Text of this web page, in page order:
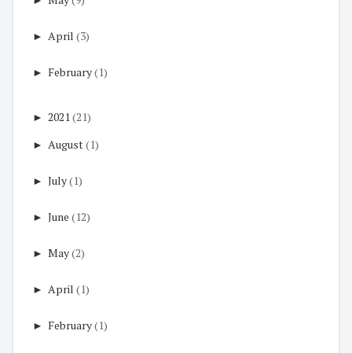
► April (3)
► February(1)
► 2021(21)
► August(1)
► July(1)
► June (12)
► May(2)
► April (1)
► February(1)